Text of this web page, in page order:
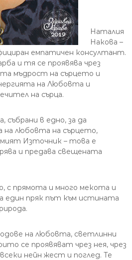
Наталия
Накова –
емпатичен консултант.
и тя се проявява чрез
мъдрост на сърцето и
на Любовта и
на сърца.
събрани в едно, за да
на любовта на сърцето,
Източник – това е
и предава свещената
с прямота и много мекота и
един пряк път към истината
на любовта, светлинни
се проявяват чрез нея, чрез
нейн жест и поглед. Те